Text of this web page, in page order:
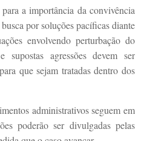
a importância da convivência
por soluções pacíficas diante
envolvendo perturbação do
supostas agressões devem ser
que sejam tratadas dentro dos
administrativos seguem em
poderão ser divulgadas pelas